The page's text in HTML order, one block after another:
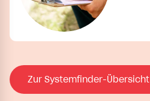
Zur Systemfinder-Übersicht